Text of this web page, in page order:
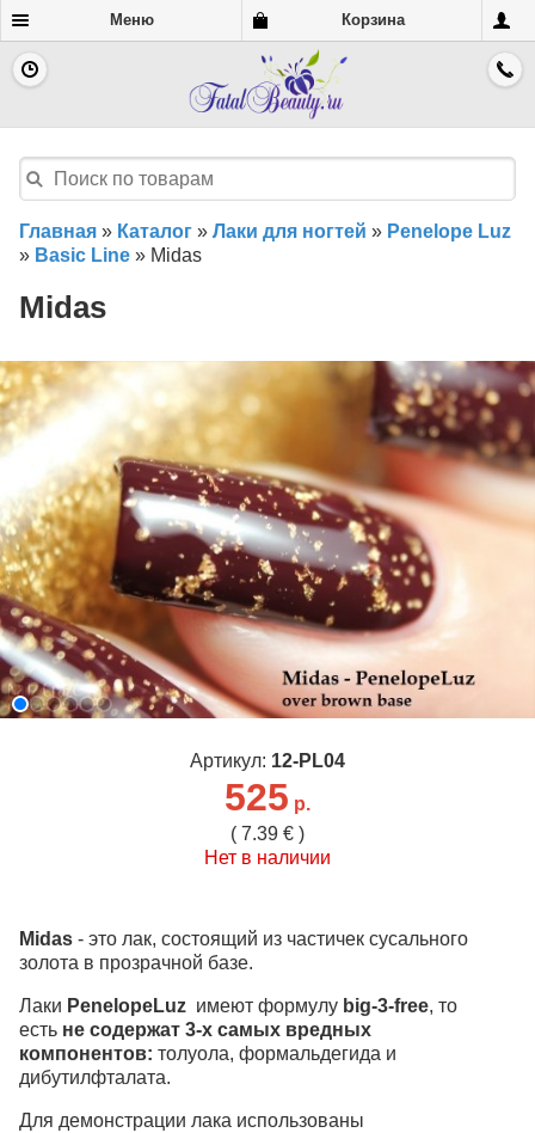
Меню Корзина
Главная » Каталог » Лаки для ногтей » Penelope Luz
» Basic Line » Midas
Midas
Артикул: 12-PL04
525 р.
( 7.39 € )
Нет в наличии
Midas - это лак, состоящий из частичек сусального
золота в прозрачной базе.
Лаки PenelopeLuz имеют формулу big-3-free, то
есть не содержат 3-х самых вредных
компонентов: толуола, формальдегида и
дибутилфталата.
Для демонстрации лака использованы